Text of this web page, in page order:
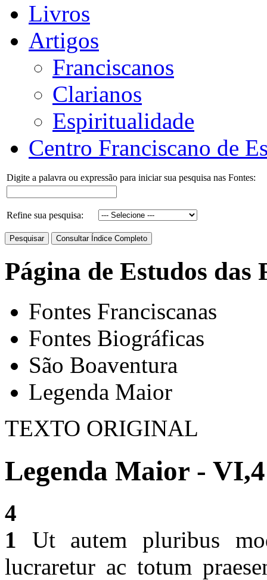
Livros
Artigos
Franciscanos
Clarianos
Espiritualidade
Centro Franciscano de
Digite a palavra ou expressão para iniciar sua pesquisa nas Fontes:
Refine sua pesquisa:
Página de Estudos das
Fontes Franciscanas
Fontes Biográficas
São Boaventura
Legenda Maior
TEXTO ORIGINAL
Legenda Maior - VI,4
4
1 Ut autem pluribus
lucraretur ac totum